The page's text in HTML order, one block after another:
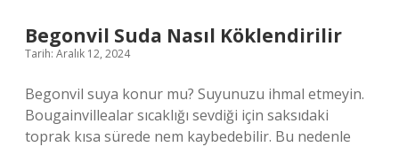
Begonvil Suda Nasıl Köklendirilir
Tarih: Aralık 12, 2024
Begonvil suya konur mu? Suyunuzu ihmal etmeyin.
Bougainvillealar sıcaklığı sevdiği için saksıdaki
toprak kısa sürede nem kaybedebilir. Bu nedenle